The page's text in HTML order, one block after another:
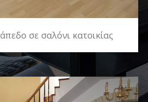
σε σαλόνι κατοικίας